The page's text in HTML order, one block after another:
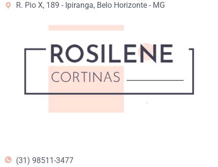
R. Pio X, 189 - Ipiranga, Belo Horizonte - MG
(31) 98511-3477